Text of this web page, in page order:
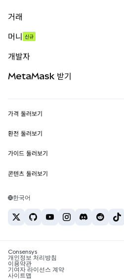
거래
무기한 선물
실물자산
머니 신규
개발자
MetaMask Connect
Snaps
웹3 서비스
MetaMask 받기
보안
고객 지원
채용
가격 둘러보기
이더리움 가격
솔라나 가격
테더 가격
환전 둘러보기
ETH를 USD로 환전
USDT를 INR로 환전
BTC를 INR로 환전
ETH를 USDT로 환전
가이드 둘러보기
ETH 매수
USDT 매수
SHIB 매수
BNB 매수
콘텐츠 둘러보기
솔라나 지갑
암호화폐 세금 뉴스
암호화폐 매수 방법
한국어
Consensys
개인정보 처리방침
이용약관
기여자 라이선스 계약
사이트맵